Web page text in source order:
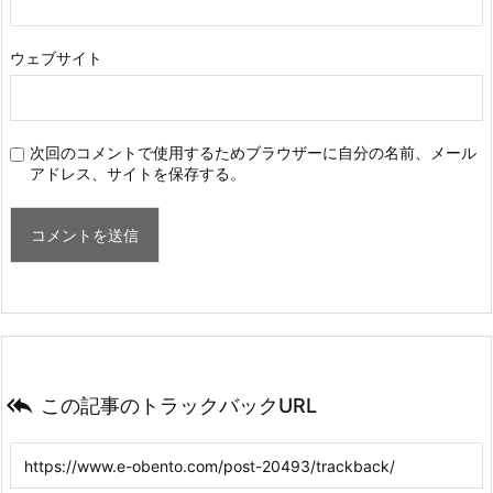
ウェブサイト
次回のコメントで使用するためブラウザーに自分の名前、メール
アドレス、サイトを保存する。
 この記事のトラックバックURL